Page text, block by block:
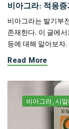
비아그라: 적응증
비아그라는 발기부
존재한다. 이 글에
등에 대해 알아보자.
Read More
비아그라 시